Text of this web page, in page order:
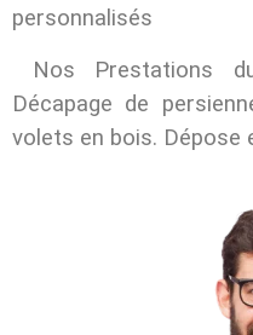
personnalisés
Nos Prestations
Décapage de
volets en bois. Dépose